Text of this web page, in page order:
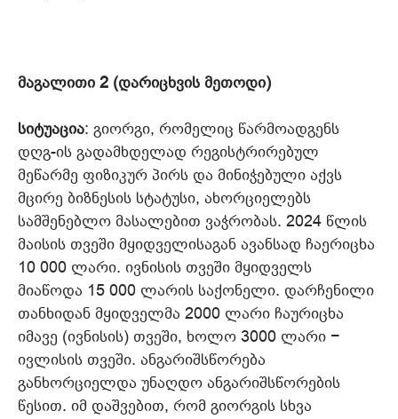
მაგალითი 2 (დარიცხვის მეთოდი)
სიტუაცია: გიორგი, რომელიც წარმოადგენს
დღგ-ის გადამხდელად რეგისტრირებულ
მეწარმე ფიზიკურ პირს და მინიჭებული აქვს
მცირე ბიზნესის სტატუსი, ახორციელებს
სამშენებლო მასალებით ვაჭრობას. 2024 წლის
მაისის თვეში მყიდველისაგან ავანსად ჩაერიცხა
10 000 ლარი. ივნისის თვეში მყიდველს
მიაწოდა 15 000 ლარის საქონელი. დარჩენილი
თანხიდან მყიდველმა 2000 ლარი ჩაურიცხა
იმავე (ივნისის) თვეში, ხოლო 3000 ლარი −
ივლისის თვეში. ანგარიშსწორება
განხორციელდა უნაღდო ანგარიშსწორების
წესით. იმ დაშვებით, რომ გიორგის სხვა